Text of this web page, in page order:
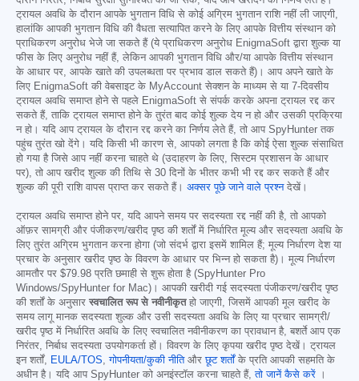
ट्रायल अवधि के दौरान आपके भुगतान विधि से कोई अग्रिम भुगतान राशि नहीं ली जाएगी,
हालांकि आपकी भुगतान विधि की वैधता सत्यापित करने के लिए आपके वित्तीय संस्थान को
प्राधिकरण अनुरोध भेजे जा सकते हैं (ये प्राधिकरण अनुरोध EnigmaSoft द्वारा शुल्क या
फीस के लिए अनुरोध नहीं हैं, लेकिन आपकी भुगतान विधि और/या आपके वित्तीय संस्थान
के आधार पर, आपके खाते की उपलब्धता पर प्रभाव डाल सकते हैं)। आप अपने खाते के
लिए EnigmaSoft की वेबसाइट के MyAccount सेक्शन के माध्यम से या 7-दिवसीय
ट्रायल अवधि समाप्त होने से पहले EnigmaSoft से संपर्क करके अपना ट्रायल रद्द कर
सकते हैं, ताकि ट्रायल समाप्त होने के तुरंत बाद कोई शुल्क देय न हो और उसकी प्रक्रिया
न हो। यदि आप ट्रायल के दौरान रद्द करने का निर्णय लेते हैं, तो आप SpyHunter तक
पहुंच तुरंत खो देंगे। यदि किसी भी कारण से, आपको लगता है कि कोई ऐसा शुल्क संसाधित
हो गया है जिसे आप नहीं करना चाहते थे (उदाहरण के लिए, सिस्टम प्रशासन के आधार
पर), तो आप खरीद शुल्क की तिथि से 30 दिनों के भीतर कभी भी रद्द कर सकते हैं और
शुल्क की पूरी राशि वापस प्राप्त कर सकते हैं। अक्सर पूछे जाने वाले प्रश्नदेखें।
ट्रायल अवधि समाप्त होने पर, यदि आपने समय पर सदस्यता रद्द नहीं की है, तो आपको
ऑफ़र सामग्री और पंजीकरण/खरीद पृष्ठ की शर्तों में निर्धारित मूल्य और सदस्यता अवधि के
लिए तुरंत अग्रिम भुगतान करना होगा (जो संदर्भ द्वारा इसमें शामिल हैं; मूल्य निर्धारण देश या
प्रचार के अनुसार खरीद पृष्ठ के विवरण के आधार पर भिन्न हो सकता है)। मूल्य निर्धारण
आमतौर पर $79.98 प्रति छमाही से शुरू होता है (SpyHunter Pro
Windows/SpyHunter for Mac)। आपकी खरीदी गई सदस्यता पंजीकरण/खरीद पृष्ठ
की शर्तों के अनुसार स्वचालित रूप से नवीनीकृतहो जाएगी, जिसमें आपकी मूल खरीद के
समय लागू मानक सदस्यता शुल्क और उसी सदस्यता अवधि के लिए या प्रचार सामग्री/
खरीद पृष्ठ में निर्धारित अवधि के लिए स्वचालित नवीनीकरण का प्रावधान है, बशर्ते आप एक
निरंतर, निर्बाध सदस्यता उपयोगकर्ता हों। विवरण के लिए कृपया खरीद पृष्ठ देखें। ट्रायल
इन शर्तों,
EULA/TOS ,गोपनीयता/कुकी नीतिऔरछूट शर्तोंके प्रति आपकी सहमति के
अधीन है। यदि आप SpyHunter को अनइंस्टॉल करना चाहते हैं,तो जानें कैसे करें ।